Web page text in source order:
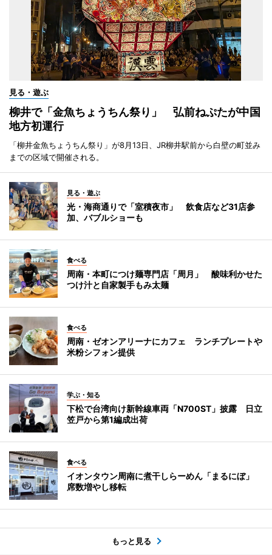
見る・遊ぶ
柳井で「金魚ちょうちん祭り」 弘前ねぷたが中国
地方初運行
「柳井金魚ちょうちん祭り」が8月13日、JR柳井駅前から白壁の町並み
までの区域で開催される。
見る・遊ぶ
光・海商通りで「室積夜市」 飲食店など31店参
加、バブルショーも
食べる
周南・本町につけ麺専門店「周月」 酸味利かせた
つけ汁と自家製手もみ太麺
食べる
周南・ゼオンアリーナにカフェ ランチプレートや
米粉シフォン提供
学ぶ・知る
下松で台湾向け新幹線車両「N700ST」披露 日立
笠戸から第1編成出荷
食べる
イオンタウン周南に煮干しらーめん「まるにぼ」
席数増やし移転
もっと見る